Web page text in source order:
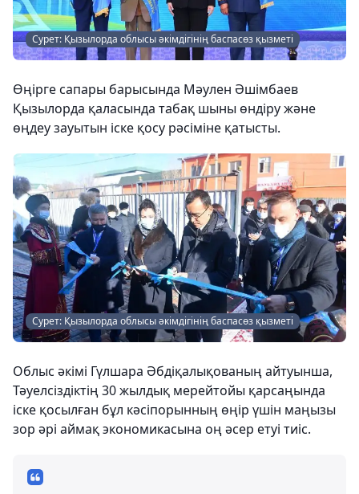
Сурет: Қызылорда облысы әкімдігінің баспасөз қызметі
Өңірге сапары барысында Мәулен Әшімбаев
Қызылорда қаласында табақ шыны өндіру және
өңдеу зауытын іске қосу рәсіміне қатысты.
Сурет: Қызылорда облысы әкімдігінің баспасөз қызметі
Облыс әкімі Гүлшара Әбдіқалықованың айтуынша,
Тәуелсіздіктің 30 жылдық мерейтойы қарсаңында
іске қосылған бұл кәсіпорынның өңір үшін маңызы
зор әрі аймақ экономикасына оң әсер етуі тиіс.